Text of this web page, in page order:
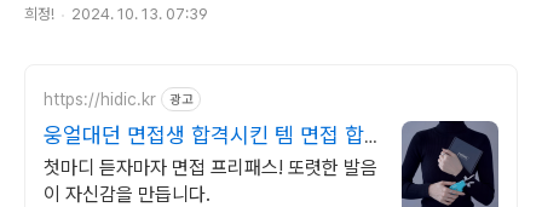
희정! 2024. 10. 13. 07:39
https://hidic.kr 광고
웅얼대던 면접생 합격시킨 템 면접 합
격 필수템
첫마디 듣자마자 면접 프리패스! 또렷한 발음
이 자신감을 만듭니다.